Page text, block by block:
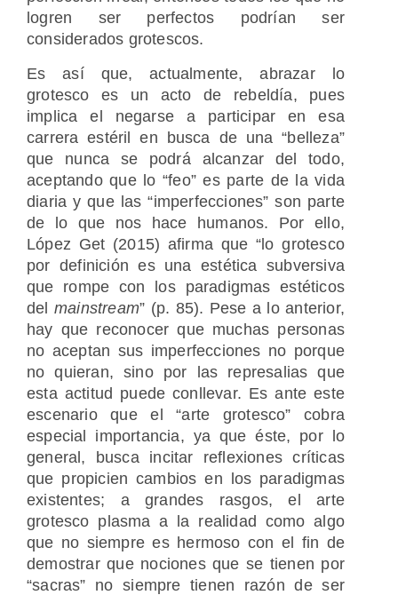
logren ser perfectos podrían ser
considerados grotescos.
Es así que, actualmente, abrazar lo
grotesco es un acto de rebeldía, pues
implica el negarse a participar en esa
carrera estéril en busca de una “belleza”
que nunca se podrá alcanzar del todo,
aceptando que lo “feo” es parte de la vida
diaria y que las “imperfecciones” son parte
de lo que nos hace humanos. Por ello,
López Get (2015) afirma que “lo grotesco
por definición es una estética subversiva
que rompe con los paradigmas estéticos
del mainstream” (p. 85). Pese a lo anterior,
hay que reconocer que muchas personas
no aceptan sus imperfecciones no porque
no quieran, sino por las represalias que
esta actitud puede conllevar. Es ante este
escenario que el “arte grotesco” cobra
especial importancia, ya que éste, por lo
general, busca incitar reflexiones críticas
que propicien cambios en los paradigmas
existentes; a grandes rasgos, el arte
grotesco plasma a la realidad como algo
que no siempre es hermoso con el fin de
demostrar que nociones que se tienen por
“sacras” no siempre tienen razón de ser